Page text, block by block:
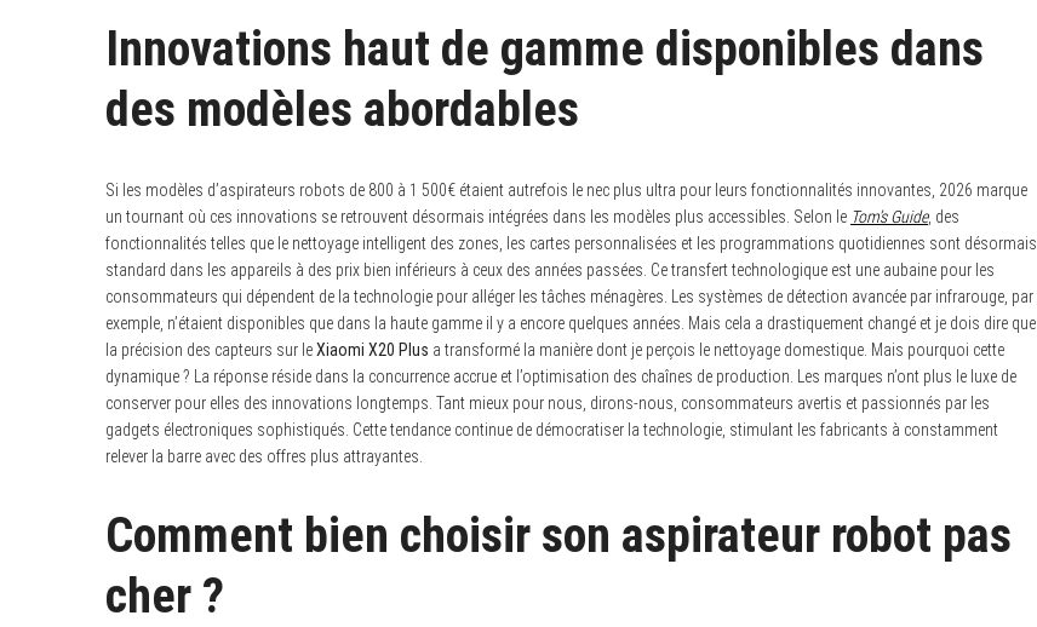
Innovations haut de gamme disponibles dans
des modèles abordables
Si les modèles d’aspirateurs robots de 800 à 1 500€ étaient autrefois le nec plus ultra pour leurs fonctionnalités innovantes, 2026 marque
un tournant où ces innovations se retrouvent désormais intégrées dans les modèles plus accessibles. Selon le Tom’s Guide, des
fonctionnalités telles que le nettoyage intelligent des zones, les cartes personnalisées et les programmations quotidiennes sont désormais
standard dans les appareils à des prix bien inférieurs à ceux des années passées. Ce transfert technologique est une aubaine pour les
consommateurs qui dépendent de la technologie pour alléger les tâches ménagères. Les systèmes de détection avancée par infrarouge, par
exemple, n’étaient disponibles que dans la haute gamme il y a encore quelques années. Mais cela a drastiquement changé et je dois dire que
la précision des capteurs sur leXiaomi X20 Plus a transformé la manière dont je perçois le nettoyage domestique. Mais pourquoi cette
dynamique ? La réponse réside dans la concurrence accrue et l’optimisation des chaînes de production. Les marques n’ont plus le luxe de
conserver pour elles des innovations longtemps. Tant mieux pour nous, dirons-nous, consommateurs avertis et passionnés par les
gadgets électroniques sophistiqués. Cette tendance continue de démocratiser la technologie, stimulant les fabricants à constamment
relever la barre avec des offres plus attrayantes.
Comment bien choisir son aspirateur robot pas
cher ?
o
r